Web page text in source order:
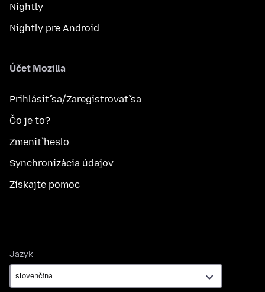
Nightly
Nightly pre Android
Účet Mozilla
Prihlásiť sa/Zaregistrovať sa
Čo je to?
Zmeniť heslo
Synchronizácia údajov
Získajte pomoc
Jazyk